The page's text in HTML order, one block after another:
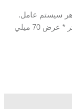
اندازه دستگاه : طول 150 ميلي متر * عرض 70 ميلي